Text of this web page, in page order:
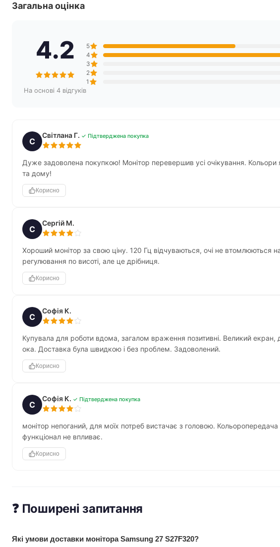
Загальна оцінка
4.2
На основі 4 відгуків
5
4
3
2
1
С
Світлана Г. ✓ Підтверджена покупка
Дуже задоволена покупкою! Монітор перевершив усі очікування.
та дому!
Корисно
С
Сергій М.
Хороший монітор за свою ціну. 120 Гц відчуваються, очі не втомлюються
регулювання по висоті, але це дрібниця.
Корисно
С
Софія К.
Купувала для роботи вдома, загалом враження позитивні. Великий
ока. Доставка була швидкою і без проблем. Задоволений.
Корисно
С
Софія К. ✓ Підтверджена покупка
монітор непоганий, для моїх потреб вистачає з головою.
функціонал не впливає.
Корисно
❓ Поширені запитання
Які умови доставки монітора Samsung 27 S27F320?